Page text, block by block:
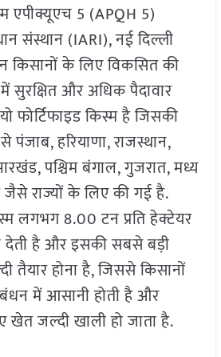
एपीक्यूएच 5 (APQH 5)
संस्थान (IARI), नई दिल्ली
किसानों के लिए विकसित की
और अधिक पैदावार
फोर्टिफाइड किस्म है जिसकी
हरियाणा, राजस्थान,
पश्चिम बंगाल, गुजरात, मध्य
राज्यों के लिए की गई है.
लगभग 8.00 टन प्रति हेक्टेयर
है और इसकी सबसे बड़ी
तैयार होना है, जिससे किसानों
में आसानी होती है और
जल्दी खाली हो जाता है.